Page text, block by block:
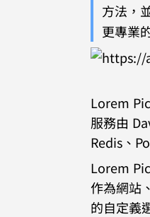
方法，
更專業
Lorem
服務由
Redis、
Lorem
作為網站
的自定義